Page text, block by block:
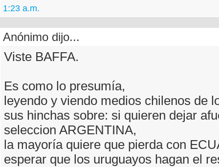
1:23 a.m.
Anónimo dijo...
Viste BAFFA.
Es como lo presumía,
leyendo y viendo medios chilenos de
sus hinchas sobre: si quieren dejar
seleccion ARGENTINA,
la mayoría quiere que pierda con
esperar que los uruguayos hagan el